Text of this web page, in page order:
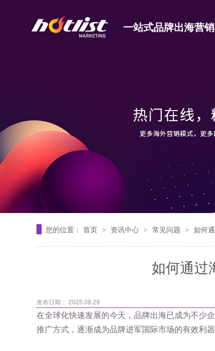
一站式品牌出海营
您的位置： 首页 > 资讯中心 > 常见问题 > 如何
如何通过
发布日期： 2025.08.29
在全球化快速发展的今天，品牌出海已成为不少
推广方式，逐渐成为品牌进军国际市场的有效利器